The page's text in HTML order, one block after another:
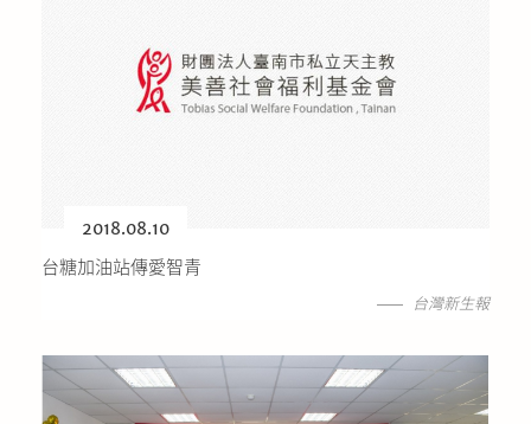
2018.08.10
台糖加油站傳愛智青
台灣新生報